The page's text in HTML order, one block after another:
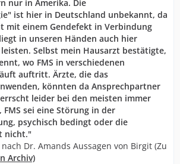
nur in Amerika. Die
ist hier in Deutschland unbekannt, da
mit einem Gendefekt in Verbindung
in unseren Händen auch hier
Selbst mein Hausarzt bestätigte,
wo FMS in verschiedenen
auftritt. Ärzte, die das
könnten da Ansprechpartner
leider bei den meisten immer
sei eine Störung in der
psychisch bedingt oder die
nicht."
Dr. Amands Aussagen von Birgit (Zu
Archiv)